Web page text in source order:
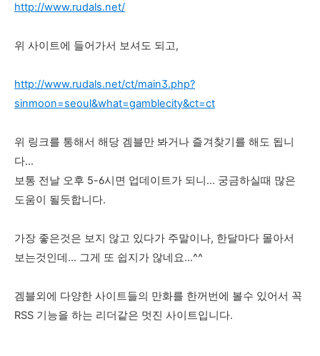
http://www.rudals.net/
위 사이트에 들어가서 보셔도 되고,
http://www.rudals.net/ct/main3.php?
sinmoon=seoul&what=gamblecity&ct=ct
위 링크를 통해서 해당 겜블만 봐거나 즐겨찾기를 해도 됩니
다...
보통 전날 오후 5-6시면 업데이트가 되니... 궁금하실때 많은
도움이 될듯합니다.
가장 좋은것은 보지 않고 있다가 주말이나, 한달마다 몰아서
보는것인데... 그게 또 쉽지가 않네요...^^
겜블외에 다양한 사이트들의 만화를 한꺼번에 볼수 있어서 꼭
RSS 기능을 하는 리더같은 멋진 사이트입니다.